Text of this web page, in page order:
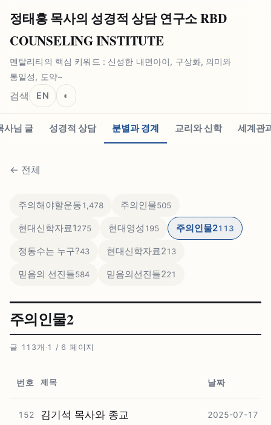
정태홍 목사의 성경적 상담 연구소 RBD
COUNSELING INSTITUTE
멘탈리티의 핵심 키워드 : 신성한 내면아이, 구상화, 의미와
통일성, 도약~
검색 EN ◐
사님 글 성경적 상담 분별과 경계 교리와 신학 세계관
← 전체
주의해야할운동1,478 주의인물505
현대신학자료1275 현대영성 195 주의인물2113
정동수는 누구?43 현대신학자료213
믿음의 선진들584 믿음의선진들221
주의인물2
글 113개 · 1 / 6 페이지
번호 제목 날짜
152 김기석 목사와 종교 2025-07-17